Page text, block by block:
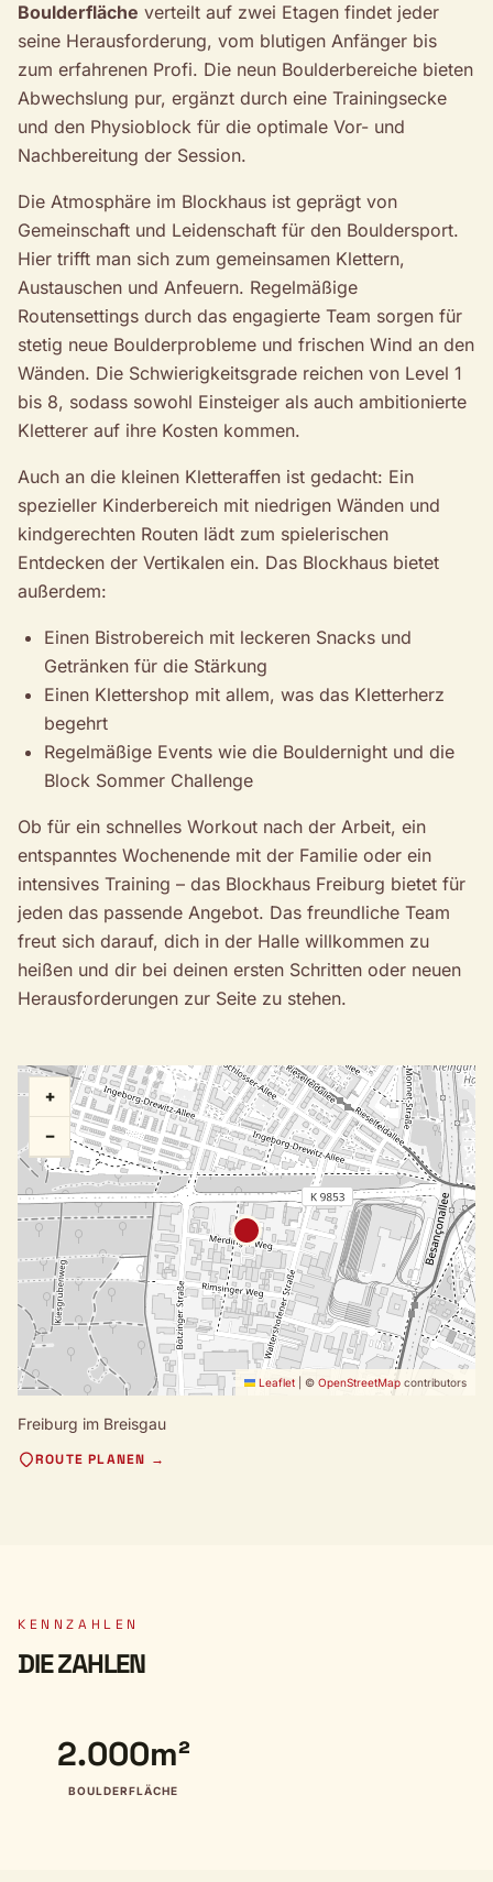
Boulderfläche verteilt auf zwei Etagen findet jeder
seine Herausforderung, vom blutigen Anfänger bis
zum erfahrenen Profi. Die neun Boulderbereiche bieten
Abwechslung pur, ergänzt durch eine Trainingsecke
und den Physioblock für die optimale Vor- und
Nachbereitung der Session.
Die Atmosphäre im Blockhaus ist geprägt von
Gemeinschaft und Leidenschaft für den Bouldersport.
Hier trifft man sich zum gemeinsamen Klettern,
Austauschen und Anfeuern. Regelmäßige
Routensettings durch das engagierte Team sorgen für
stetig neue Boulderprobleme und frischen Wind an den
Wänden. Die Schwierigkeitsgrade reichen von Level 1
bis 8, sodass sowohl Einsteiger als auch ambitionierte
Kletterer auf ihre Kosten kommen.
Auch an die kleinen Kletteraffen ist gedacht: Ein
spezieller Kinderbereich mit niedrigen Wänden und
kindgerechten Routen lädt zum spielerischen
Entdecken der Vertikalen ein. Das Blockhaus bietet
außerdem:
Einen Bistrobereich mit leckeren Snacks und
Getränken für die Stärkung
Einen Klettershop mit allem, was das Kletterherz
begehrt
Regelmäßige Events wie die Bouldernight und die
Block Sommer Challenge
Ob für ein schnelles Workout nach der Arbeit, ein
entspanntes Wochenende mit der Familie oder ein
intensives Training – das Blockhaus Freiburg bietet für
jeden das passende Angebot. Das freundliche Team
freut sich darauf, dich in der Halle willkommen zu
heißen und dir bei deinen ersten Schritten oder neuen
Herausforderungen zur Seite zu stehen.
+
−
Leaflet © OpenStreetMap contributors
Freiburg im Breisgau
ROUTE PLANEN →
KENNZAHLEN
DIE ZAHLEN
2.000m²
BOULDERFLÄCHE